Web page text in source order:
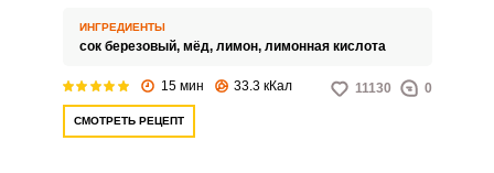
ИНГРЕДИЕНТЫ
сок березовый, мёд, лимон, лимонная кислота
15 мин 33.3 кКал 11130 0
СМОТРЕТЬ РЕЦЕПТ